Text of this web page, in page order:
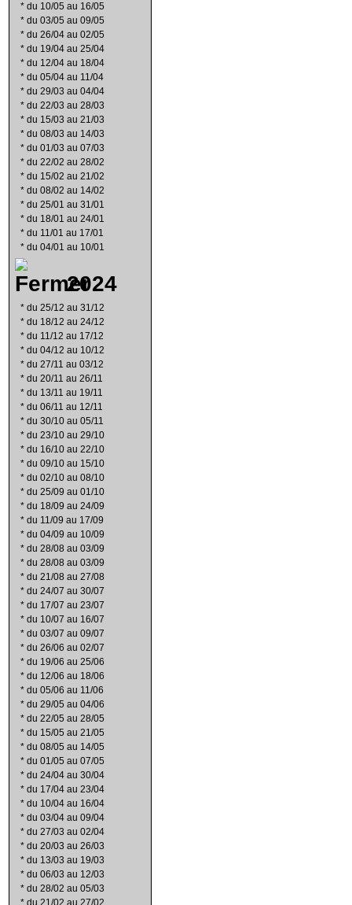
* du 10/05 au 16/05
* du 03/05 au 09/05
* du 26/04 au 02/05
* du 19/04 au 25/04
* du 12/04 au 18/04
* du 05/04 au 11/04
* du 29/03 au 04/04
* du 22/03 au 28/03
* du 15/03 au 21/03
* du 08/03 au 14/03
* du 01/03 au 07/03
* du 22/02 au 28/02
* du 15/02 au 21/02
* du 08/02 au 14/02
* du 25/01 au 31/01
* du 18/01 au 24/01
* du 11/01 au 17/01
* du 04/01 au 10/01
2024
* du 25/12 au 31/12
* du 18/12 au 24/12
* du 11/12 au 17/12
* du 04/12 au 10/12
* du 27/11 au 03/12
* du 20/11 au 26/11
* du 13/11 au 19/11
* du 06/11 au 12/11
* du 30/10 au 05/11
* du 23/10 au 29/10
* du 16/10 au 22/10
* du 09/10 au 15/10
* du 02/10 au 08/10
* du 25/09 au 01/10
* du 18/09 au 24/09
* du 11/09 au 17/09
* du 04/09 au 10/09
* du 28/08 au 03/09
* du 28/08 au 03/09
* du 21/08 au 27/08
* du 24/07 au 30/07
* du 17/07 au 23/07
* du 10/07 au 16/07
* du 03/07 au 09/07
* du 26/06 au 02/07
* du 19/06 au 25/06
* du 12/06 au 18/06
* du 05/06 au 11/06
* du 29/05 au 04/06
* du 22/05 au 28/05
* du 15/05 au 21/05
* du 08/05 au 14/05
* du 01/05 au 07/05
* du 24/04 au 30/04
* du 17/04 au 23/04
* du 10/04 au 16/04
* du 03/04 au 09/04
* du 27/03 au 02/04
* du 20/03 au 26/03
* du 13/03 au 19/03
* du 06/03 au 12/03
* du 28/02 au 05/03
* du 21/02 au 27/02